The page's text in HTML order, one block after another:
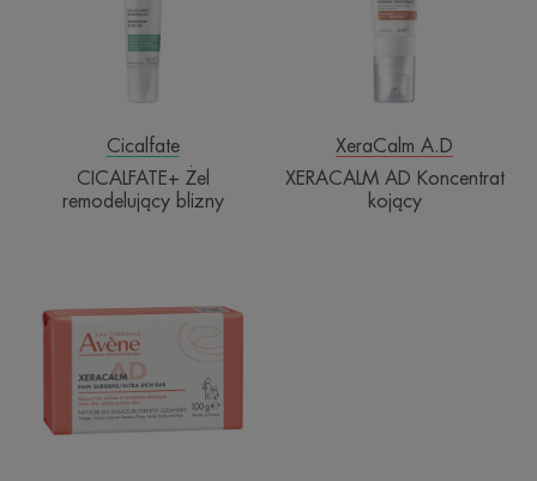
Cicalfate
CICALFATE+ Żel
remodelujący blizny
XeraCalm A.D
XERACALM AD Koncentrat
kojący
Ultrabogata
kostka
myjąca